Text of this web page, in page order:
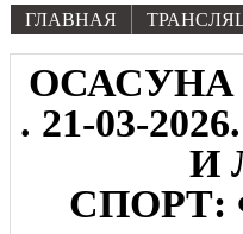
ГЛАВНАЯ
ОСАСУНА
. 21-03-
И
СПОРТ: